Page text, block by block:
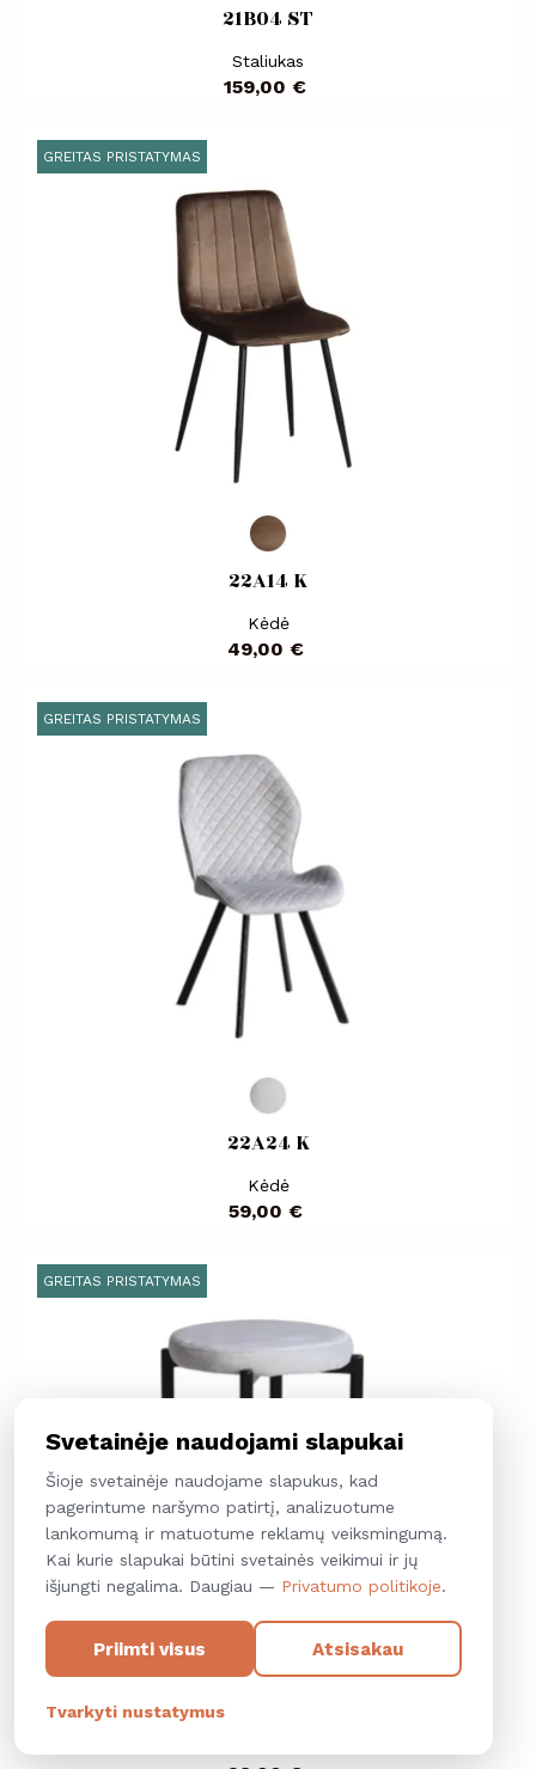
21B04 ST
Staliukas
Kaina
159,00 €
GREITAS PRISTATYMAS
22A14 K
Kėdė
Kaina
49,00 €
GREITAS PRISTATYMAS
22A24 K
Kėdė
Kaina
59,00 €
GREITAS PRISTATYMAS
Svetainėje naudojami slapukai
Šioje svetainėje naudojame slapukus, kad
pagerintume naršymo patirtį, analizuotume
lankomumą ir matuotume reklamų veiksmingumą.
Kai kurie slapukai būtini svetainės veikimui ir jų
išjungti negalima. Daugiau — Privatumo politikoje.
Priimti visus Atsisakau
Tvarkyti nustatymus